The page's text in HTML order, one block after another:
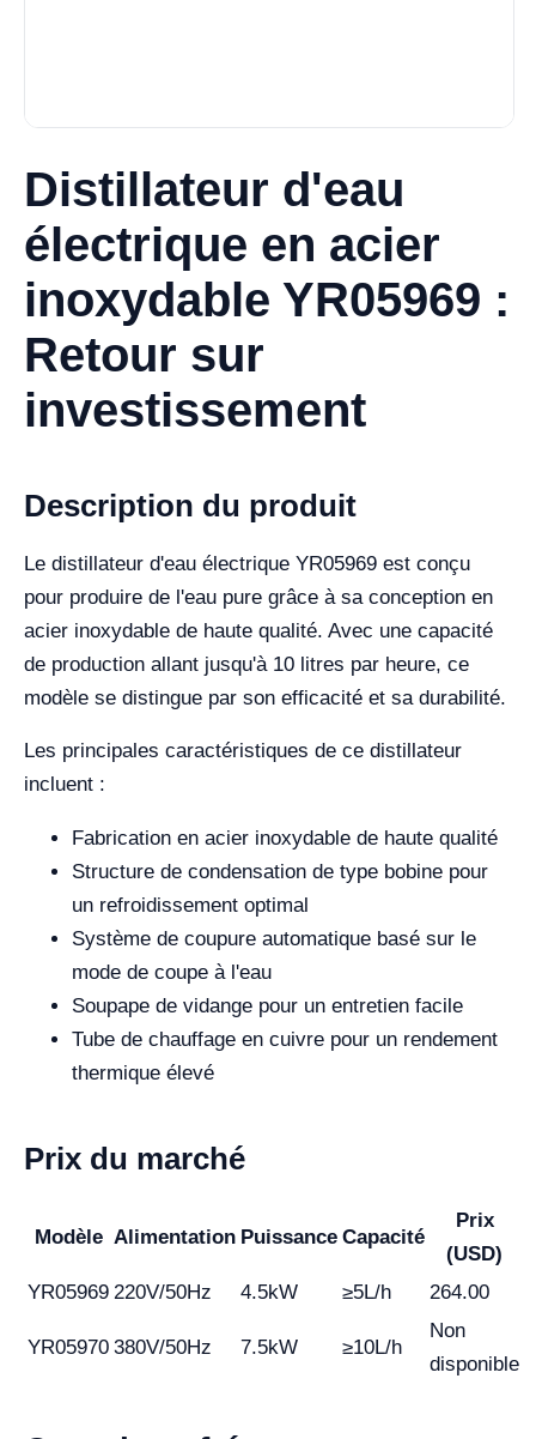
Distillateur d'eau
électrique en acier
inoxydable YR05969 :
Retour sur
investissement
Description du produit
Le distillateur d'eau électrique YR05969 est conçu
pour produire de l'eau pure grâce à sa conception en
acier inoxydable de haute qualité. Avec une capacité
de production allant jusqu'à 10 litres par heure, ce
modèle se distingue par son efficacité et sa durabilité.
Les principales caractéristiques de ce distillateur
incluent :
Fabrication en acier inoxydable de haute qualité
Structure de condensation de type bobine pour
un refroidissement optimal
Système de coupure automatique basé sur le
mode de coupe à l'eau
Soupape de vidange pour un entretien facile
Tube de chauffage en cuivre pour un rendement
thermique élevé
Prix du marché
Modèle Alimentation Puissance Capacité
Prix
(USD)
YR05969 220V/50Hz 4.5kW ≥5L/h 264.00
YR05970 380V/50Hz 7.5kW ≥10L/h
Non
disponible